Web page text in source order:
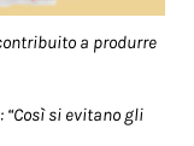
a produrre
“Così si evitano gli